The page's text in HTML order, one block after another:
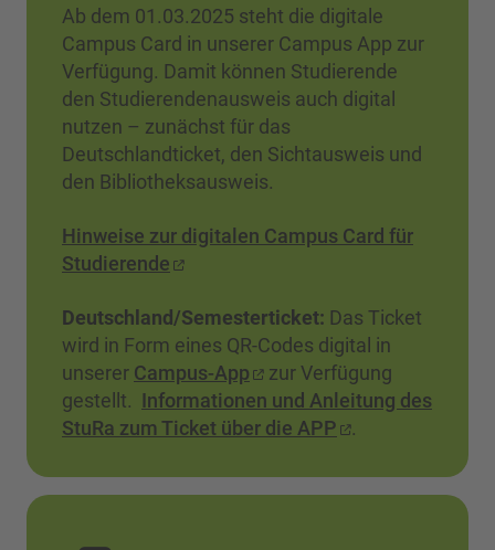
Ab dem 01.03.2025 steht die digitale
Campus Card in unserer Campus App zur
Verfügung. Damit können Studierende
den Studierendenausweis auch digital
nutzen – zunächst für das
Deutschlandticket, den Sichtausweis und
den Bibliotheksausweis.
Hinweise zur digitalen Campus Card für
Studierende
Deutschland/Semesterticket: Das Ticket
wird in Form eines QR-Codes digital in
unserer Campus-App
zur Verfügung
gestellt. Informationen und Anleitung des
StuRa zum Ticket über die APP
.